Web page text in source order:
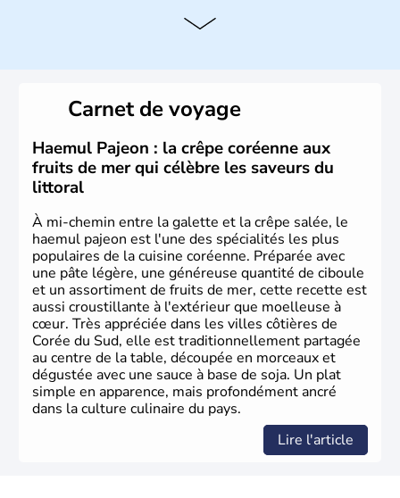
Histoire et administration
christianisme et le bouddhisme en sont les deux
principales religions. Ce pays partage sa culture avec la
Corée du Nord. Les Jeux Olympiques s’y sont déroulés en
1988, de même que la Coupe du Monde de football en
2002, en collaboration avec le Japon.
Carnet de voyage
Haemul Pajeon : la crêpe coréenne aux
fruits de mer qui célèbre les saveurs du
littoral
À mi-chemin entre la galette et la crêpe salée, le
haemul pajeon est l'une des spécialités les plus
populaires de la cuisine coréenne. Préparée avec
une pâte légère, une généreuse quantité de ciboule
et un assortiment de fruits de mer, cette recette est
aussi croustillante à l'extérieur que moelleuse à
cœur. Très appréciée dans les villes côtières de
Corée du Sud, elle est traditionnellement partagée
au centre de la table, découpée en morceaux et
dégustée avec une sauce à base de soja. Un plat
simple en apparence, mais profondément ancré
dans la culture culinaire du pays.
Lire l'article